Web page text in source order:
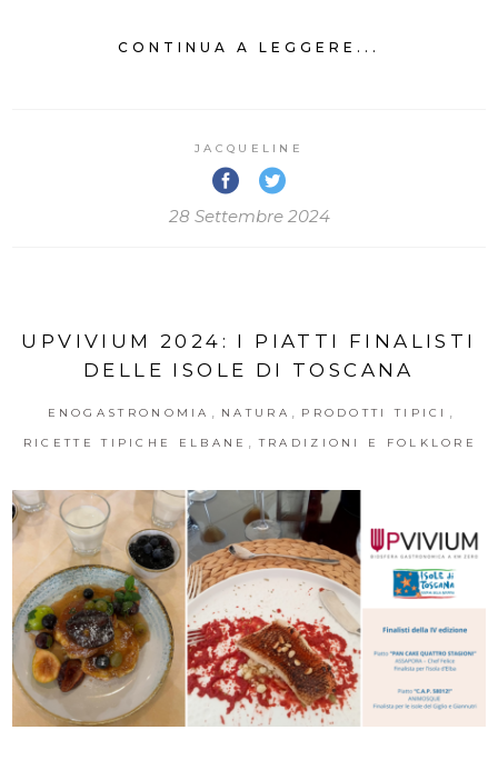
CONTINUA A LEGGERE...
JACQUELINE
28 Settembre 2024
UPVIVIUM 2024: I PIATTI FINALISTI
DELLE ISOLE DI TOSCANA
ENOGASTRONOMIA NATURA PRODOTTI TIPICI
RICETTE TIPICHE ELBANE TRADIZIONI E FOLKLORE